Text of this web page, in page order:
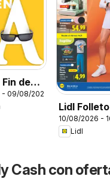
de
09/08/2026
Lidl
bazar
10/08/2026 -
Lidl
Cash con